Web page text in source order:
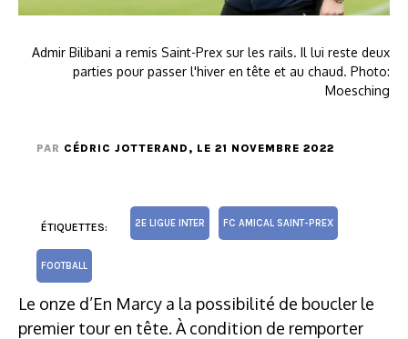
Admir Bilibani a remis Saint-Prex sur les rails. Il lui reste deux
parties pour passer l'hiver en tête et au chaud. Photo:
Moesching
PAR CÉDRIC JOTTERAND , LE 21 NOVEMBRE 2022
ÉTIQUETTES: 2E LIGUE INTER FC AMICAL SAINT-PREX
FOOTBALL
Le onze d’En Marcy a la possibilité de boucler le
premier tour en tête. À condition de remporter